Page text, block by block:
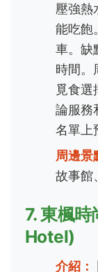
壓強熱
能吃飽
車。缺
時間。
覓食選
論服務
名單上
周邊景
故事館
7. 東楓
Hotel)
介紹：